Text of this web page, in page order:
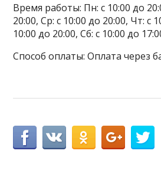
Время работы: Пн: с 10:00 до
20:00, Ср: с 10:00 до 20:00, Чт: с
10:00 до 20:00, Сб: с 10:00 до
Способ оплаты: Оплата через